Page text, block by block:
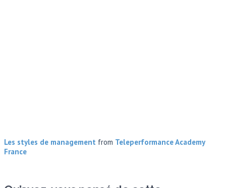
Les styles de management from Teleperformance Academy
France